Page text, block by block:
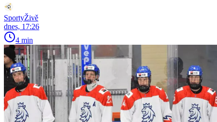
SportyŽivě
dnes, 17:26
4 min